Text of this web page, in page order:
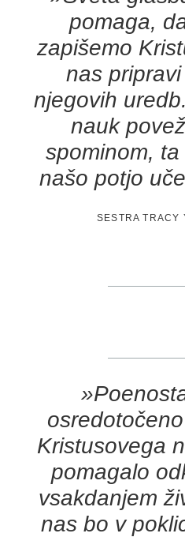
pomaga,
zapišemo
nas
njegovih
nauk
spominom,
našo potjo
SESTRA TRACY
Kristusovega
pomagalo
vsakdanjem
nas bo v